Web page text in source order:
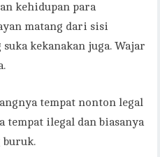
kehidupan para
matang dari sisi
kekanakan juga. Wajar
tempat nonton legal
tempat ilegal dan biasanya
buruk.